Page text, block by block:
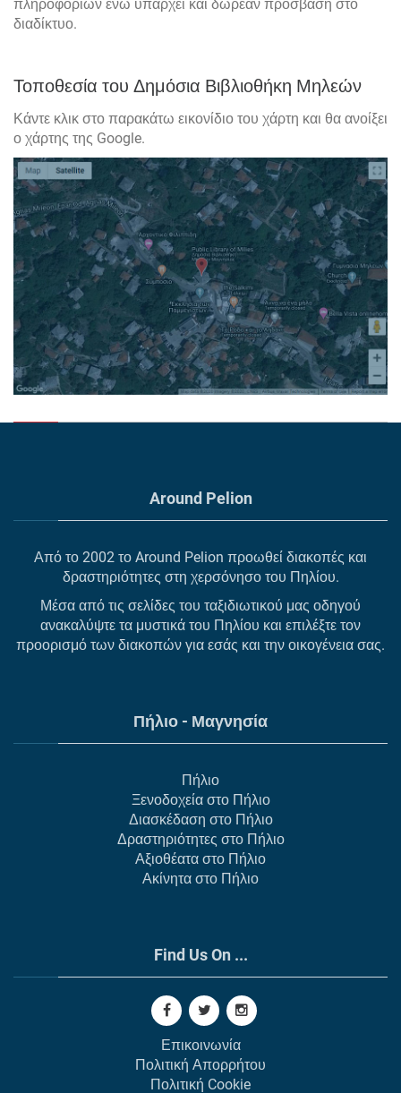
πληροφοριών ενώ υπάρχει και δωρεάν πρόσβαση στο
διαδίκτυο.
Τοποθεσία του Δημόσια Βιβλιοθήκη Μηλεών
Κάντε κλικ στο παρακάτω εικονίδιο του χάρτη και θα ανοίξει
ο χάρτης της Google.
Around Pelion
Από το 2002 το Around Pelion προωθεί διακοπές και
δραστηριότητες στη χερσόνησο του Πηλίου.
Μέσα από τις σελίδες του ταξιδιωτικού μας οδηγού
ανακαλύψτε τα μυστικά του Πηλίου και επιλέξτε τον
προορισμό των διακοπών για εσάς και την οικογένεια σας.
Πήλιο - Μαγνησία
Πήλιο
Ξενοδοχεία στο Πήλιο
Διασκέδαση στο Πήλιο
Δραστηριότητες στο Πήλιο
Αξιοθέατα στο Πήλιο
Ακίνητα στο Πήλιο
Find Us On ...
Επικοινωνία
Πολιτική Απορρήτου
Πολιτική Cookie